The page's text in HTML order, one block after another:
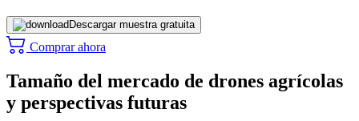
Descargar muestra gratuita
Comprar ahora
Tamaño del mercado de drones agrícolas
y perspectivas futuras